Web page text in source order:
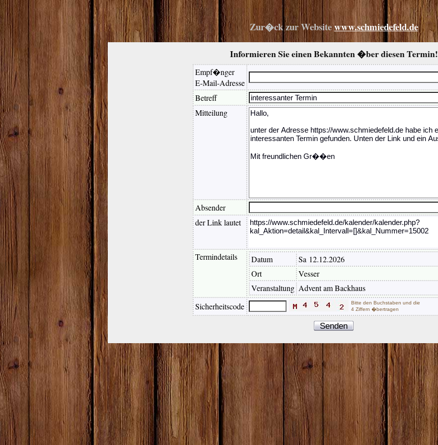
Zur�ck zur Websitewww.schmiedefeld.de
Informieren Sie einen Bekannten �ber diesen Termin!
Empf�nger
E-Mail-Adresse
Betreff
Mitteilung
Absender
der Link lautet
Termindetails Datum
Sa 12.12.2026
Ort
Vesser
Veranstaltung Advent am Backhaus
Sicherheitscode
Bitte den Buchstaben und die
4 Ziffern �bertragen